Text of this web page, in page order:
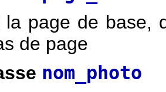
la page de base,
de page
nom_photo